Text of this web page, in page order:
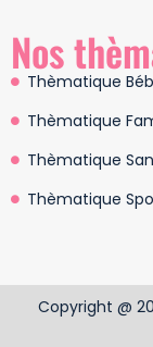
Nos
Thèmatique
Thèmatique
Thèmatique
Thèmatique
Copyright @